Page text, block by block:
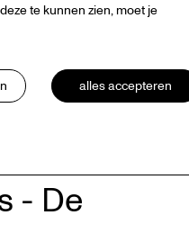
te kunnen zien, moet je
alles accepteren
- De